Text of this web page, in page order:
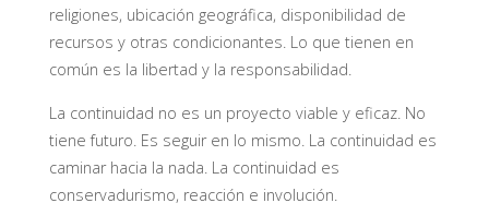
religiones, ubicación geográfica, disponibilidad de
recursos y otras condicionantes. Lo que tienen en
común es la libertad y la responsabilidad.
La continuidad no es un proyecto viable y eficaz. No
tiene futuro. Es seguir en lo mismo. La continuidad es
caminar hacia la nada. La continuidad es
conservadurismo, reacción e involución.